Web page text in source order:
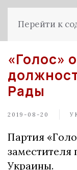
Перейти к
«Голос»
Рады
2019-08-20
Партия
заместителя
Украины.